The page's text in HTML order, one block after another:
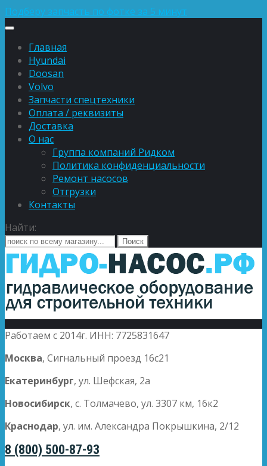
Подберу запчасть по фотке за 5 минут
Главная
Hyundai
Doosan
Volvo
Запчасти спецтехники
Оплата / реквизиты
Доставка
О нас
Группа компаний Ридком
Политика конфиденциальности
Ремонт насосов
Отгрузки
Контакты
Найти:
Работаем с 2014г. ИНН: 7725831647
Москва, Сигнальный проезд 16с21
Екатеринбург, ул. Шефская, 2а
Новосибирск, с. Толмачево, ул. 3307 км, 16к2
Краснодар, ул. им. Александра Покрышкина, 2/12
8 (800) 500-87-93